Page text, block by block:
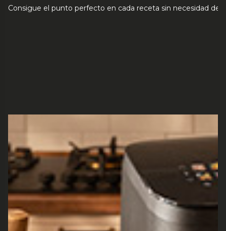
Consigue el punto perfecto en cada receta sin necesidad de